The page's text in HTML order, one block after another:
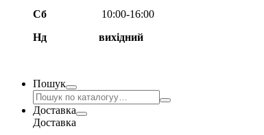
Сб
10:00-16:00
Нд вихідний
Пошук
Доставка
Доставка